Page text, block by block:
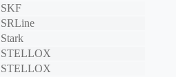
SKF
SRLine
Stark
STELLOX
STELLOX